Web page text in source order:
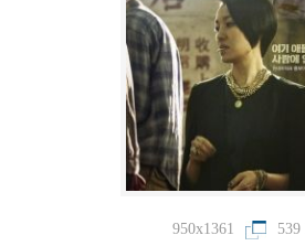
950x1361